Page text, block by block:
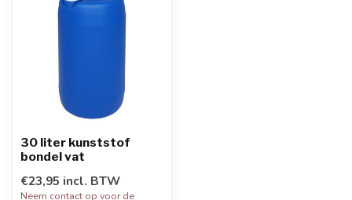
30 liter kunststof
bondel vat
€23,95 incl. BTW
Neem contact op voor de